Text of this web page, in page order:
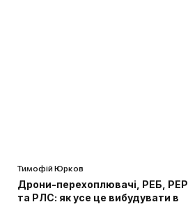
Тимофій Юрков
Дрони-перехоплювачі, РЕБ, РЕР
та РЛС: як усе це вибудувати в